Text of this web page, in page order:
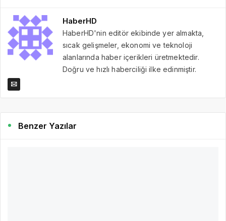
HaberHD
HaberHD'nin editör ekibinde yer almakta,
sıcak gelişmeler, ekonomi ve teknoloji
alanlarında haber içerikleri üretmektedir.
Doğru ve hızlı haberciliği ilke edinmiştir.
Benzer Yazılar